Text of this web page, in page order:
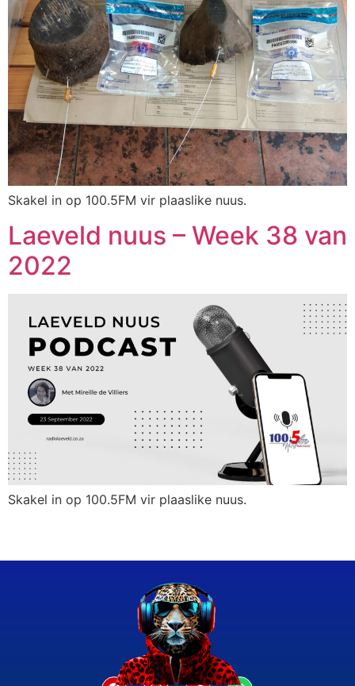
Skakel in op 100.5FM vir plaaslike nuus.
Laeveld nuus – Week 38 van
2022
Skakel in op 100.5FM vir plaaslike nuus.